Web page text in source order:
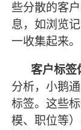
些分散的客
息，如浏览
一收集起来。
客户标签
分析，小鹅通
标签。这些
模、职位等